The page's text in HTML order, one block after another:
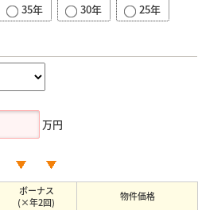
35年 30年
25年
万円
ボーナス
(×年2回)
物件価格